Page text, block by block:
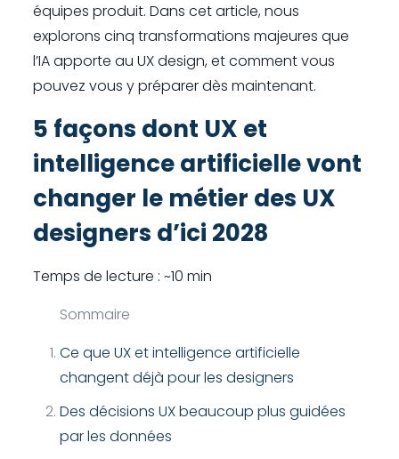
équipes produit. Dans cet article, nous
explorons cinq transformations majeures que
l’IA apporte au UX design, et comment vous
pouvez vous y préparer dès maintenant.
5 façons dont UX et
intelligence artificielle vont
changer le métier des UX
designers d’ici 2028
Temps de lecture : ~10 min
Sommaire
Ce que UX et intelligence artificielle
changent déjà pour les designers
Des décisions UX beaucoup plus guidées
par les données